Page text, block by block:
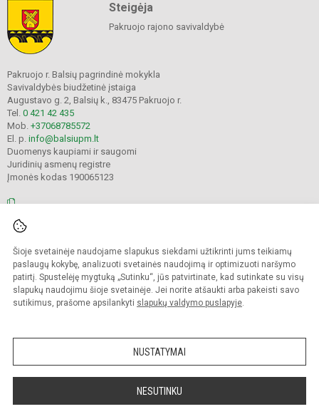
Šioje svetainėje naudojame slapukus siekdami užtikrinti jums teikiamų
paslaugų kokybę, analizuoti svetainės naudojimą ir optimizuoti naršymo
patirtį. Spustelėję mygtuką „Sutinku“, jūs patvirtinate, kad sutinkate su visų
slapukų naudojimu šioje svetainėje. Jei norite atšaukti arba pakeisti savo
sutikimus, prašome apsilankyti slapukų valdymo puslapyje.
NUSTATYMAI
NESUTINKU
Steigėja
Pakruojo rajono savivaldybė
Pakruojo r. Balsių pagrindinė mokykla
Savivaldybės biudžetinė įstaiga
Augustavo g. 2, Balsių k., 83475 Pakruojo r.
Tel. 0 421 42 435
Mob. +37068785572
El. p. info@balsiupm.lt
Duomenys kaupiami ir saugomi
Juridinių asmenų registre
Įmonės kodas 190065123
Kopijuoti turinį be raštiško mokyklos administracijos sutikimo griežtai
draudžiama.
Prieinamumo paraiška Slapukų valdymas
Sumanus būdas atnaujinti